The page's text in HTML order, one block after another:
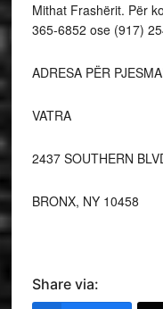
Mithat Frashërit. Për
365-6852 ose (917)
ADRESA PËR
VATRA
2437 SOUTHERN
BRONX, NY 10458
Share via: